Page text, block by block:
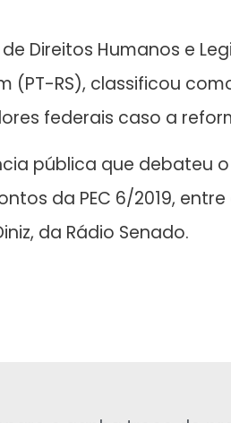
Direitos Humanos e
(PT-RS), classificou
federais caso a
pública que debateu
da PEC 6/2019,
da Rádio Senado.